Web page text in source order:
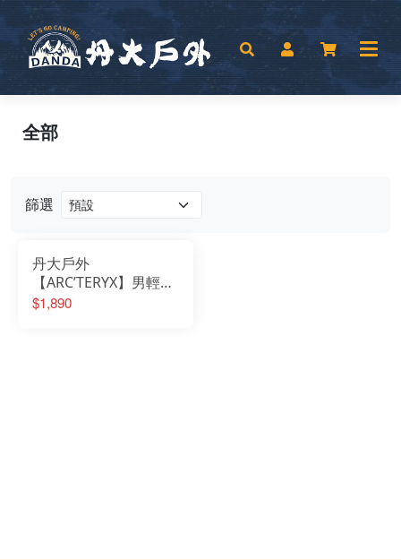
篩選
丹大戶外
【ARC’TERYX】男輕量
吸濕排汗抗臭銀離子長
$1,890
全部